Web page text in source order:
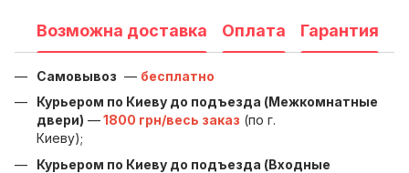
Возможна доставка Оплата Гарантия
Самовывоз — бесплатно
Курьером по Киеву до подъезда (Межкомнатные
двери) —1800 грн/весь заказ (по г.
Киеву);
Курьером по Киеву до подъезда (Входные